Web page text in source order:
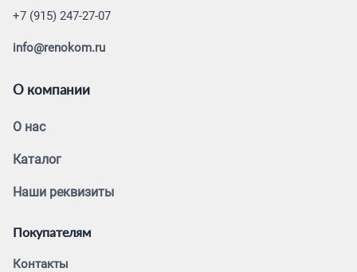
+7 (915) 247-27-07
info@renokom.ru
О компании
О нас
Каталог
Наши реквизиты
Покупателям
Контакты